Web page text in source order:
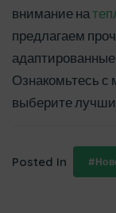
внимание на
предлагаем
Ознакомьтесь
выберите
Posted In